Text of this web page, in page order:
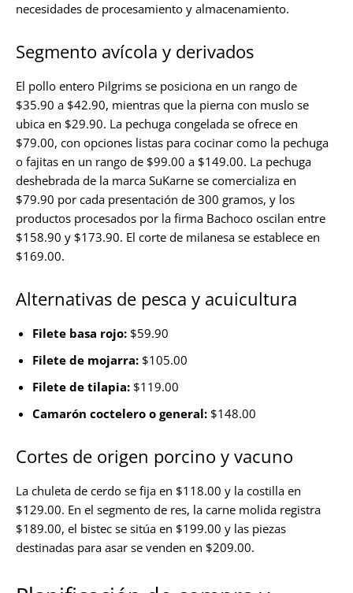
necesidades de procesamiento y almacenamiento.
Segmento avícola y derivados
El pollo entero Pilgrims se posiciona en un rango de
$35.90 a $42.90, mientras que la pierna con muslo se
ubica en $29.90. La pechuga congelada se ofrece en
$79.00, con opciones listas para cocinar como la pechuga
o fajitas en un rango de $99.00 a $149.00. La pechuga
deshebrada de la marca SuKarne se comercializa en
$79.90 por cada presentación de 300 gramos, y los
productos procesados por la firma Bachoco oscilan entre
$158.90 y $173.90. El corte de milanesa se establece en
$169.00.
Alternativas de pesca y acuicultura
Filete basa rojo: $59.90
Filete de mojarra: $105.00
Filete de tilapia: $119.00
Camarón coctelero o general: $148.00
Cortes de origen porcino y vacuno
La chuleta de cerdo se fija en $118.00 y la costilla en
$129.00. En el segmento de res, la carne molida registra
$189.00, el bistec se sitúa en $199.00 y las piezas
destinadas para asar se venden en $209.00.